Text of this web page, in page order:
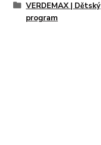
VERDEMAX | Dětský
program